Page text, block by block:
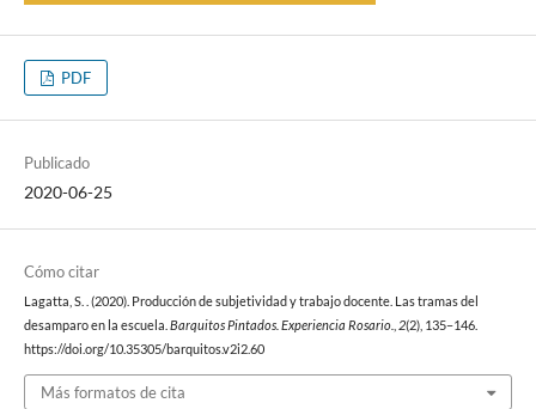
PDF
Publicado
2020-06-25
Cómo citar
Lagatta, S. . (2020). Producción de subjetividad y trabajo docente. Las tramas del
desamparo en la escuela. Barquitos Pintados. Experiencia Rosario. 2(2), 135–146.
https://doi.org/10.35305/barquitos.v2i2.60
Más formatos de cita